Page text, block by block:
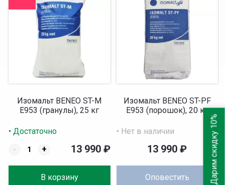
Изомальт BENEO ST-M
Е953 (гранулы), 25 кг
• Достаточно
-
+
В корзину
13 990 ₽
Изомальт BENEO ST-PF
Е953 (порошок), 20 кг
• Нет в наличии
Оповестить
13 990₽ Дарим скидку 10%